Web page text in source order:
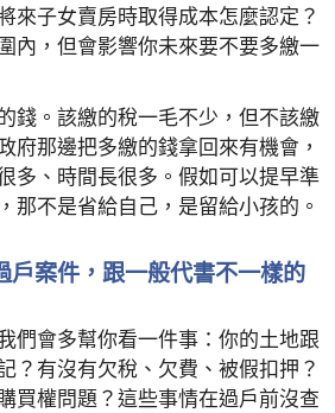
來子女賣房時取得成本怎麼認定？
內，但會影響你未來要不要多繳一
錢。該繳的稅一毛不少，但不該繳
府那邊把多繳的錢拿回來有機會，
多、時間長很多。假如可以提早準
那不是省給自己，是留給小孩的。
戶案件，跟一般代書不一樣的
們會多幫你看一件事：你的土地跟
？有沒有欠稅、欠費、被假扣押？
買權問題？這些事情在過戶前沒查